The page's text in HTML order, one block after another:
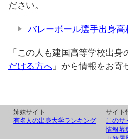
ださい。
バレーボール選手出身高
「この人も建国高等学校出
だける方へ 」から情報をお寄
姉妹サイト
有名人の出身大学ランキング
サイト
このサ
情報募